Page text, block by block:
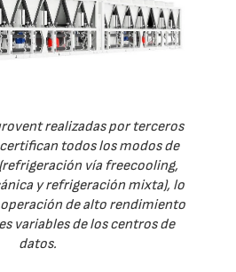
realizadas por terceros
certifican todos los modos de
vía freecooling,
y refrigeración mixta), lo
de alto rendimiento
variables de los centros de
datos.